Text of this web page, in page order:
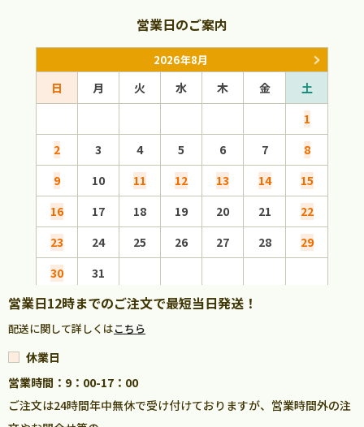
営業日のご案内
2026年8月
日 月 火 水 木 金
土
1
2
3 4 5 6 7
8
9
10 11 12 13 14
15
16
17 18 19 20 21
22
23
24 25 26 27 28
29
30
31
営業日12時までのご注文で最短当日発送！
配送に関して詳しくはこちら
休業日
営業時間：9：00-17：00
ご注文は24時間年中無休で受け付けておりますが、営業時間外の注